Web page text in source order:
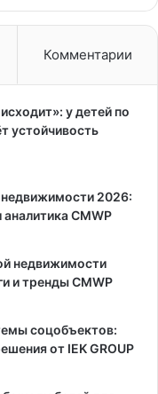
Комментарии
у детей по
устойчивость
2026:
аналитика CMWP
недвижимости
и тренды CMWP
соцобъектов:
от IEK GROUP